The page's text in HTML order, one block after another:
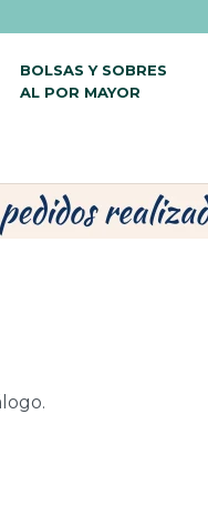
BOLSAS Y SOBRES
AL POR MAYOR